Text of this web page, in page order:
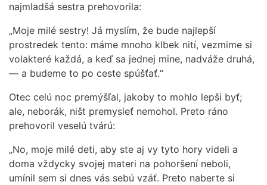
najmladšá sestra prehovorila:
„Moje milé sestry! Já myslím, že bude najlepší
prostredek tento: máme mnoho klbek nití, vezmime si
volakteré každá, a keď sa jednej mine, nadváže druhá,
— a budeme to po ceste spúšťať.“
Otec celú noc premýšľal, jakoby to mohlo lepši byť;
ale, neborák, ništ premysleť nemohol. Preto ráno
prehovoril veselú tvárú:
„No, moje milé deti, aby ste aj vy tyto hory videli a
doma vždycky svojej materi na pohoršení neboli,
umínil sem si dnes vás sebú vzáť. Preto naberte si